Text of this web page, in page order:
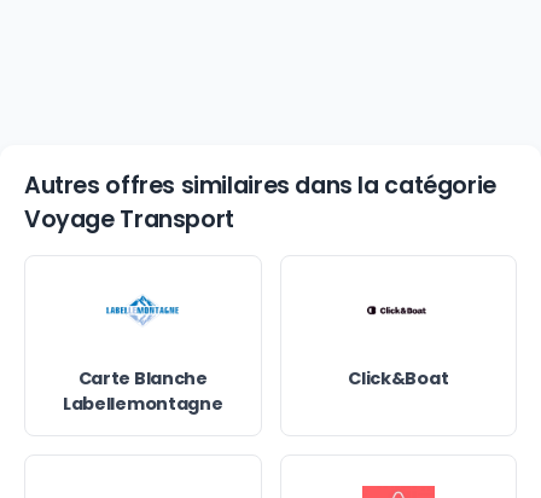
Autres offres similaires dans la catégorie
Voyage Transport
Carte Blanche
Labellemontagne
Click&Boat